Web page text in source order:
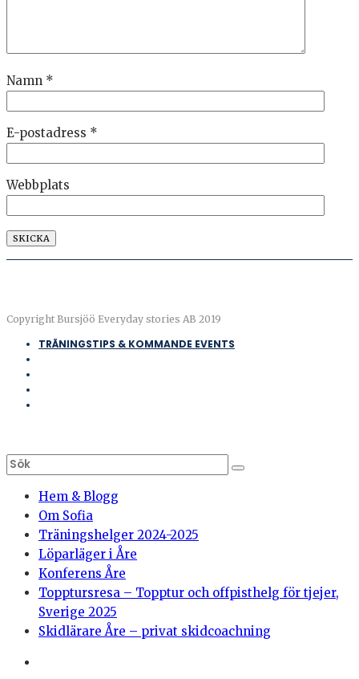
Namn *
E-postadress *
Webbplats
Copyright Bursjöö Everyday stories AB 2019
TRÄNINGSTIPS & KOMMANDE EVENTS
Hem & Blogg
Om Sofia
Träningshelger 2024-2025
Löparläger i Åre
Konferens Åre
Topptursresa – Topptur och offpisthelg för tjejer,
Sverige 2025
Skidlärare Åre – privat skidcoachning